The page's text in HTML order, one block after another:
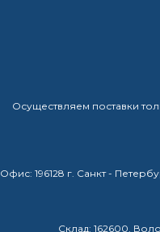
Осуществляем поставки
Офис: 196128 г. Санкт -
Склад: 162600,